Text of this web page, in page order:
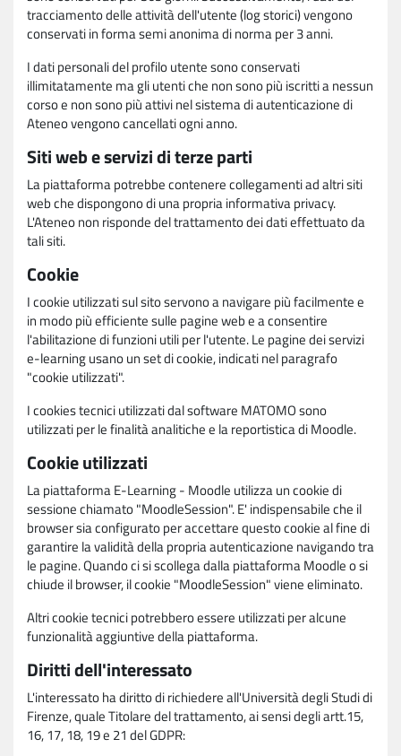
tracciamento delle attività dell'utente (log storici) vengono
conservati in forma semi anonima di norma per 3 anni.
I dati personali del profilo utente sono conservati
illimitatamente ma gli utenti che non sono più iscritti a nessun
corso e non sono più attivi nel sistema di autenticazione di
Ateneo vengono cancellati ogni anno.
Siti web e servizi di terze parti
La piattaforma potrebbe contenere collegamenti ad altri siti
web che dispongono di una propria informativa privacy.
L'Ateneo non risponde del trattamento dei dati effettuato da
tali siti.
Cookie
I cookie utilizzati sul sito servono a navigare più facilmente e
in modo più efficiente sulle pagine web e a consentire
l'abilitazione di funzioni utili per l'utente. Le pagine dei servizi
e-learning usano un set di cookie, indicati nel paragrafo
"cookie utilizzati".
I cookies tecnici utilizzati dal software MATOMO sono
utilizzati per le finalità analitiche e la reportistica di Moodle.
Cookie utilizzati
La piattaforma E-Learning - Moodle utilizza un cookie di
sessione chiamato "MoodleSession". E' indispensabile che il
browser sia configurato per accettare questo cookie al fine di
garantire la validità della propria autenticazione navigando tra
le pagine. Quando ci si scollega dalla piattaforma Moodle o si
chiude il browser, il cookie "MoodleSession" viene eliminato.
Altri cookie tecnici potrebbero essere utilizzati per alcune
funzionalità aggiuntive della piattaforma.
Diritti dell'interessato
L'interessato ha diritto di richiedere all'Università degli Studi di
Firenze, quale Titolare del trattamento, ai sensi degli artt.15,
16, 17, 18, 19 e 21 del GDPR: